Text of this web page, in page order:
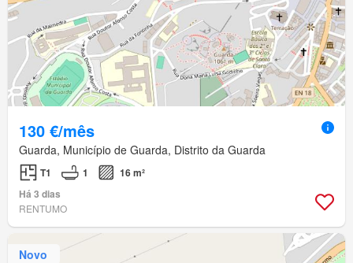
130 €/mês
Guarda, Município de Guarda, Distrito da Guarda
T1 1
16 m²
Há 3 dias
RENTUMO
Novo